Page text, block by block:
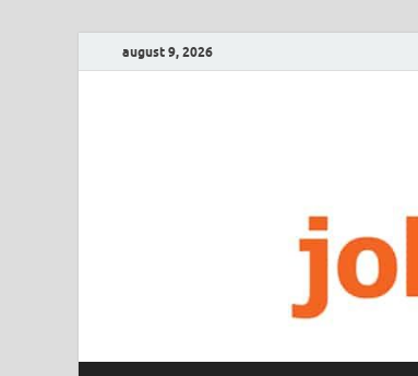
august 9, 2026